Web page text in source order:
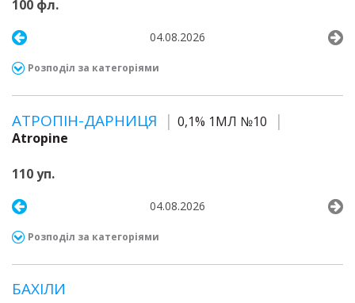
100 фл.
04.08.2026
Розподіл за категоріями
АТРОПІН-ДАРНИЦЯ
0,1% 1МЛ №10
Atropine
110 уп.
04.08.2026
Розподіл за категоріями
БАХІЛИ